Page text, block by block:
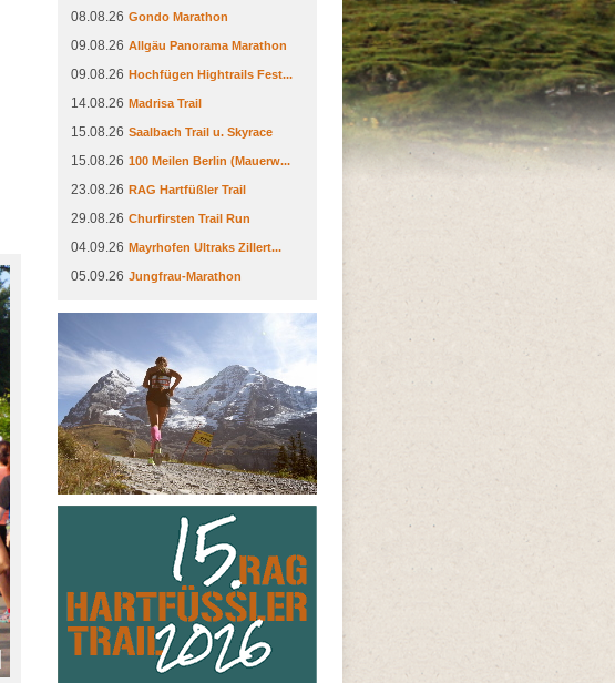
08.08.26 Gondo Marathon
09.08.26 Allgäu Panorama Marathon
09.08.26 Hochfügen Hightrails Fest...
14.08.26 Madrisa Trail
15.08.26 Saalbach Trail u. Skyrace
15.08.26 100 Meilen Berlin (Mauerw...
23.08.26 RAG Hartfüßler Trail
29.08.26 Churfirsten Trail Run
04.09.26 Mayrhofen Ultraks Zillert...
05.09.26 Jungfrau-Marathon